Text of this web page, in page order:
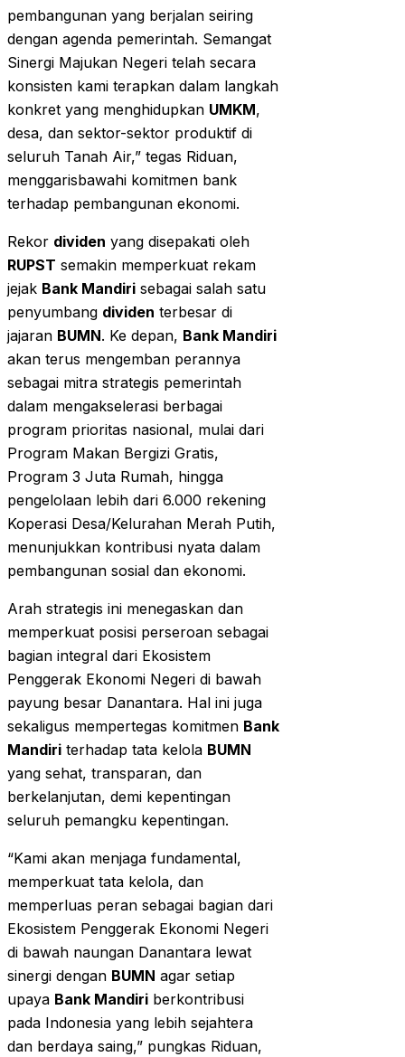
pembangunan yang berjalan seiring
dengan agenda pemerintah. Semangat
Sinergi Majukan Negeri telah secara
konsisten kami terapkan dalam langkah
konkret yang menghidupkan UMKM,
desa, dan sektor-sektor produktif di
seluruh Tanah Air,” tegas Riduan,
menggarisbawahi komitmen bank
terhadap pembangunan ekonomi.
Rekor dividen yang disepakati oleh
RUPST semakin memperkuat rekam
jejak Bank Mandiri sebagai salah satu
penyumbang dividen terbesar di
jajaran BUMN. Ke depan, Bank Mandiri
akan terus mengemban perannya
sebagai mitra strategis pemerintah
dalam mengakselerasi berbagai
program prioritas nasional, mulai dari
Program Makan Bergizi Gratis,
Program 3 Juta Rumah, hingga
pengelolaan lebih dari 6.000 rekening
Koperasi Desa/Kelurahan Merah Putih,
menunjukkan kontribusi nyata dalam
pembangunan sosial dan ekonomi.
Arah strategis ini menegaskan dan
memperkuat posisi perseroan sebagai
bagian integral dari Ekosistem
Penggerak Ekonomi Negeri di bawah
payung besar Danantara. Hal ini juga
sekaligus mempertegas komitmen Bank
Mandiri terhadap tata kelola BUMN
yang sehat, transparan, dan
berkelanjutan, demi kepentingan
seluruh pemangku kepentingan.
“Kami akan menjaga fundamental,
memperkuat tata kelola, dan
memperluas peran sebagai bagian dari
Ekosistem Penggerak Ekonomi Negeri
di bawah naungan Danantara lewat
sinergi dengan BUMN agar setiap
upaya Bank Mandiri berkontribusi
pada Indonesia yang lebih sejahtera
dan berdaya saing,” pungkas Riduan,